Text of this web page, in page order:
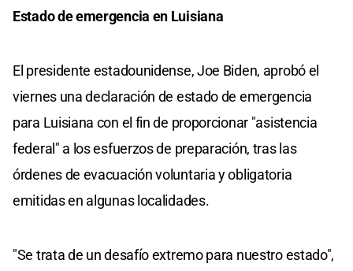
Estado de emergencia en Luisiana
El presidente estadounidense, Joe Biden, aprobó el
viernes una declaración de estado de emergencia
para Luisiana con el fin de proporcionar "asistencia
federal" a los esfuerzos de preparación, tras las
órdenes de evacuación voluntaria y obligatoria
emitidas en algunas localidades.
"Se trata de un desafío extremo para nuestro estado",